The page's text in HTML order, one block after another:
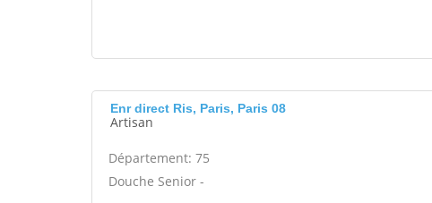
Enr direct Ris, Paris, Paris 08
Artisan
Département: 75
Douche Senior -